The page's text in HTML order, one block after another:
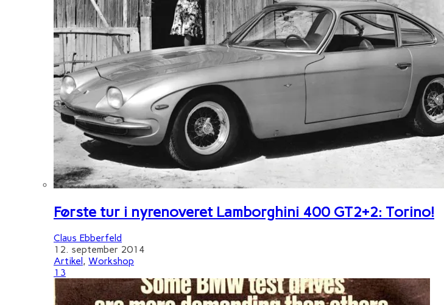
Første tur i nyrenoveret Lamborghini 400 GT2+2: Torino!
Claus Ebberfeld
12. september 2014
Artikel , Workshop
13